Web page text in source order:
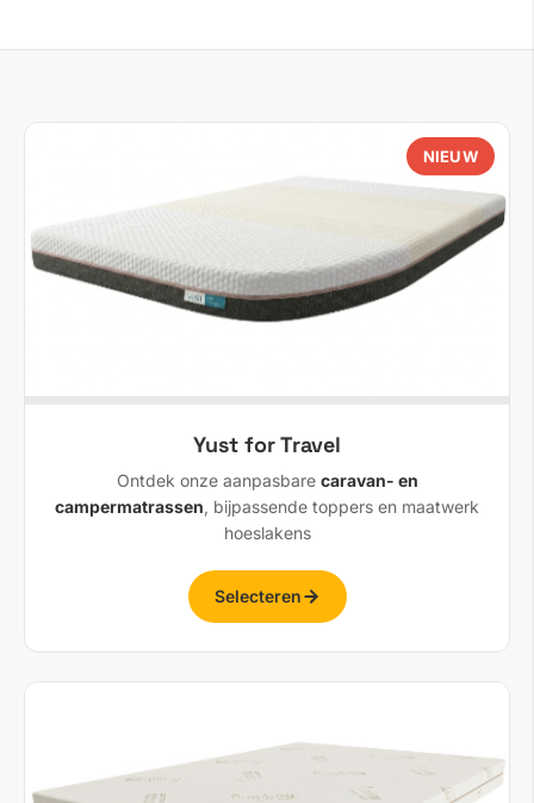
NIEUW
Yust for Travel
Ontdek onze aanpasbare caravan- en
campermatrassen, bijpassende toppers en maatwerk
hoeslakens
Selecteren